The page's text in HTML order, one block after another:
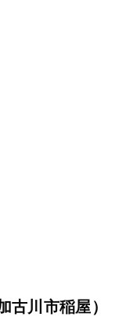
古川市稲屋）